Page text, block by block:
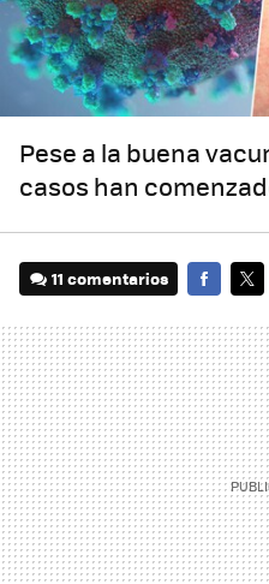
Pese a la buena
casos han
11 comentarios